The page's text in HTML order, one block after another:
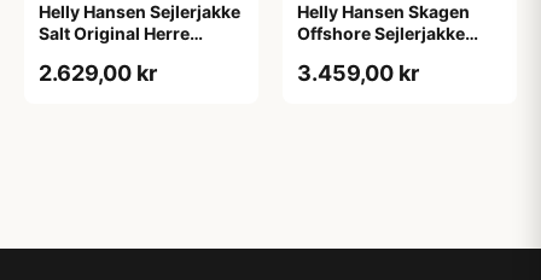
Helly Hansen Sejlerjakke
Salt Original Herre
2.629,00 kr
Helly Hansen Skagen
Offshore Sejlerjakke
3.459,00 kr